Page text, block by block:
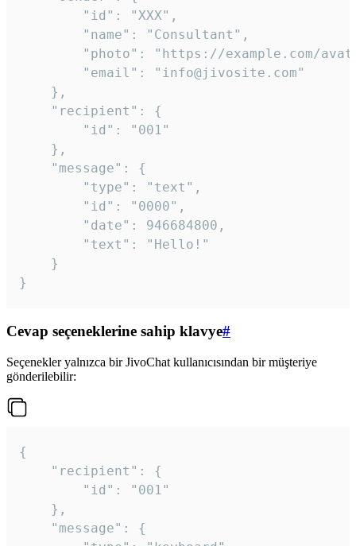
}
Cevap seçeneklerine sahip klavye#
Seçenekler yalnızca bir JivoChat kullanıcısından bir müşteriye
gönderilebilir:
{